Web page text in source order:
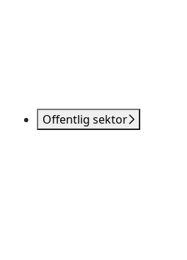
Offentlig sektor